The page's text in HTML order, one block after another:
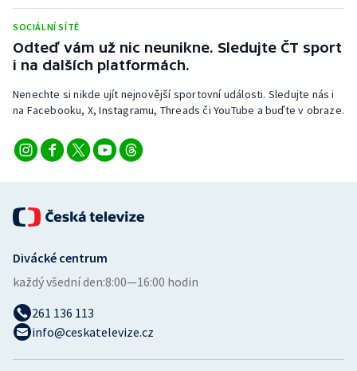
Stolní tenis
Triatlon
Veslování
Volejbal
Ostatní
SOCIÁLNÍ SÍTĚ
Odteď vám už nic neunikne. Sledujte ČT sport
i na dalších platformách.
Nenechte si nikde ujít nejnovější sportovní události. Sledujte nás i
na Facebooku, X, Instagramu, Threads či YouTube a buďte v obraze.
Divácké centrum
každý všední den:8:00—16:00 hodin
261 136 113
info@ceskatelevize.cz